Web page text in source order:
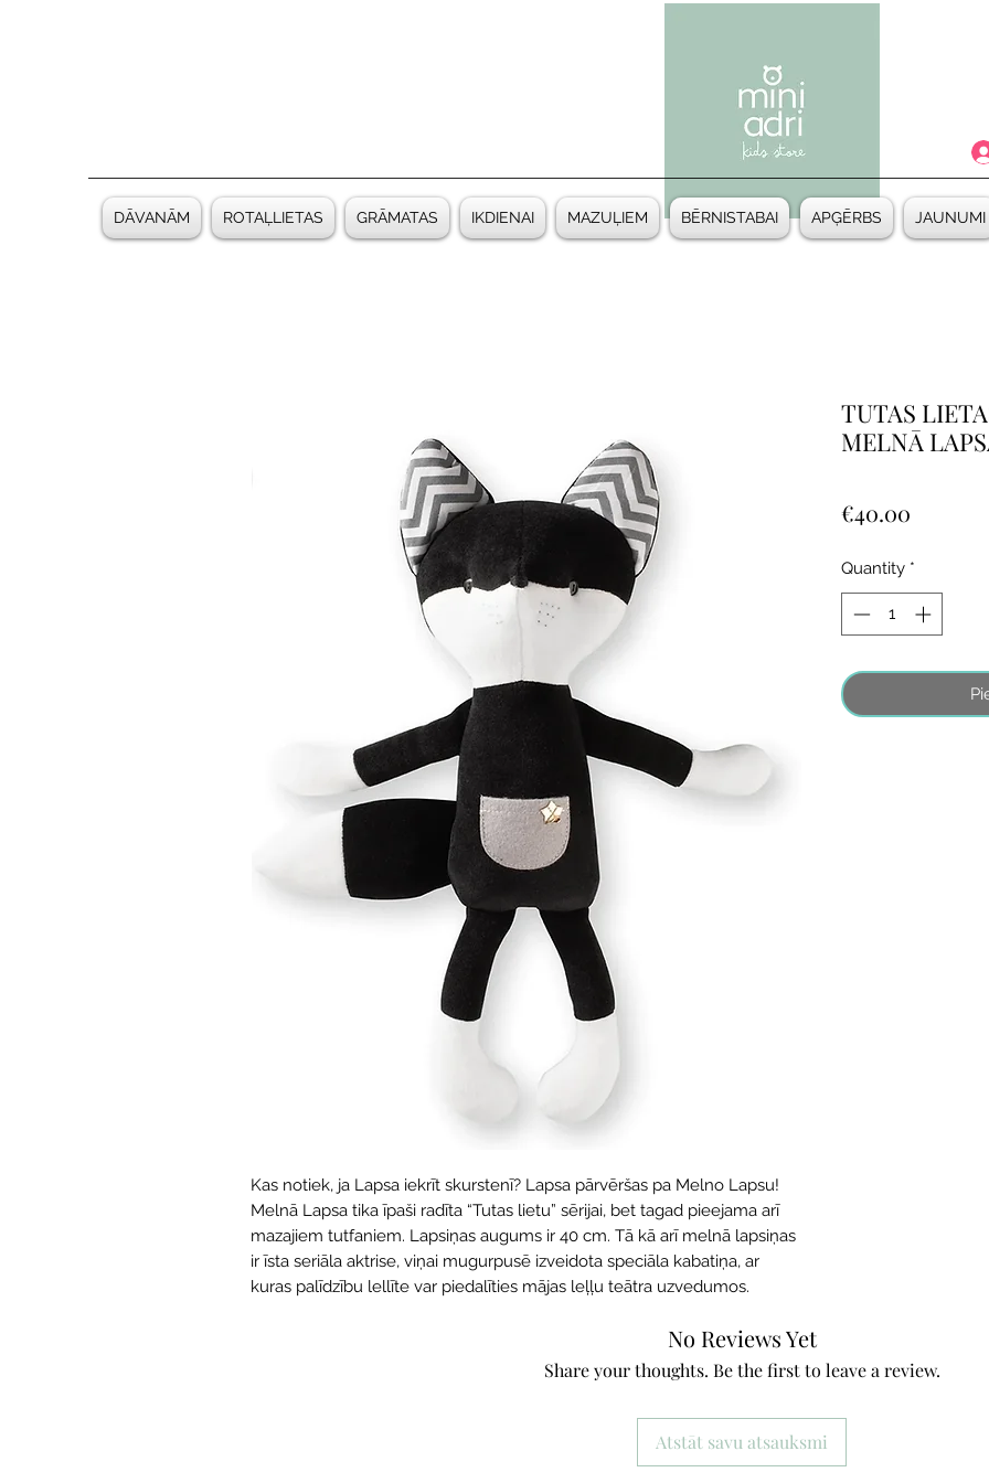
DĀVANĀM ROTAĻLIETAS GRĀMATAS IKDIENAI MAZUĻIEM BĒRNISTABAI APĢĒRBS JAUNUMI
Kas notiek, ja Lapsa iekrīt skurstenī? Lapsa pārvēršas pa Melno Lapsu!
Melnā Lapsa tika īpaši radīta “Tutas lietu” sērijai, bet tagad pieejama arī
mazajiem tutfaniem. Lapsiņas augums ir 40 cm. Tā kā arī melnā lapsiņas
ir īsta seriāla aktrise, viņai mugurpusē izveidota speciāla kabatiņa, ar
kuras palīdzību lellīte var piedalīties mājas leļļu teātra uzvedumos.
TUTAS
MELNĀ
€40.00
Quantity *
No Reviews Yet
Share your thoughts. Be the first to leave a review.
Atstāt savu atsauksmi